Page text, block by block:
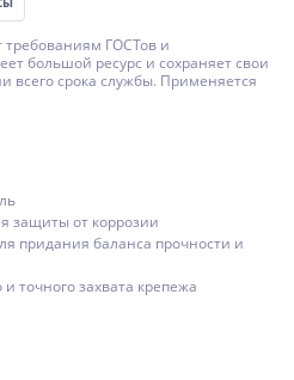
требованиям ГОСТов и
большой ресурс и сохраняет свои
всего срока службы. Применяется
защиты от коррозии
придания баланса прочности и
точного захвата крепежа